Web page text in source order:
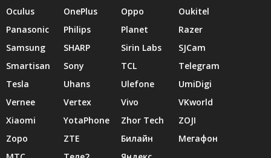
Oculus
OnePlus Oppo
Oukitel
Panasonic
Philips Planet
Razer
Samsung
SHARP Sirin Labs
SJCam
Smartisan
Sony TCL
Telegram
Tesla
Uhans Ulefone
UmiDigi
Vernee
Vertex Vivo
VKworld
Xiaomi
YotaPhone Zhor Tech
ZOJI
Zopo
ZTE Билайн
Мегафон